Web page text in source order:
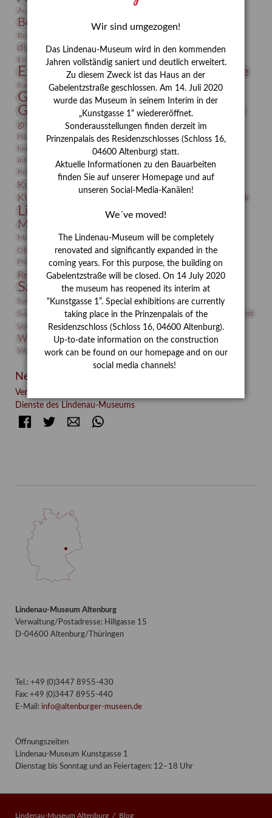
Ausstellung „Vier Winde“
Bernhard August von Lindenau
Burg Posterstein
digitallabor Entartete Kunst
Enteignung
Erdmann Julius Dietrich
Erlebnisportal estrusker Exlibris
Expressionismus Festrede Florenz Fotografie
frauen Frauen in der Antike und heute
Gerhard-Altenbourg-Preis
Gerhard Altenbourg
Gerhard Kurt Müller
grafische sammlung griechische Mythologie
Hanns-Conon von der Gabelentz Heinrich Kirchhoff Heldinnen
herman de vries Humboldt
Insekten
Integriertes Schädlingsmanagement
Jahresempfang
Kolosseum
Kunst
Kunstmuseum Kunstvermittlung Kunst von Kühl
KUNSTWAND Künstler Lehmbruck
Lindenau-Museum Marstall
Museumsgeschichte
Museumspädagogik Mäzen Napoleon Natur
Neue Remise
Objekt im Fokus
Paul Klee Peter Schnürpel Phelloplastik
Pohlhof
Provenienz
Provenienzforschung
Restaurierung Restitution Rudi Lesser Ruth Wolf-Rehfeld
Sammlung Samstagszeichner Skulptur
Sonderausstellung
Sphinx
studio Studio Bildende Kunst
studioDIGITAL
Suermondt-Ludwig-Museum
Vermittlung Video
Videokunst
Volontariat
Walter Rheiner Weihnachten Werefkin
Werkbetrachtung Winter Wissenschaft
Wolf and Dog
Wolf und Hund
Zirkuswoche
Neueste Beiträge
Verschenkt, verkauft, vergessen? – Kunstdetektivinnen im
Dienste des Lindenau-Museums
FacebookTwitter E-mail
Lindenau-Museum Altenburg
Verwaltung/Postadresse: Hillgasse 15
D-04600 Altenburg/Thüringen
Tel.: +49 (0)3447 8955-430
Fax: +49 (0)3447 8955-440
E-Mail: info@altenburger-museen.de
Öffnungszeiten
Lindenau-Museum Kunstgasse 1
Dienstag bis Sonntag und an Feiertagen: 12–18 Uhr
Lindenau-Museum Altenburg Blog
Wir sind umgezogen!
Das Lindenau-Museum wird in den kommenden
Jahren vollständig saniert und deutlich erweitert.
Zu diesem Zweck ist das Haus an der
Gabelentzstraße geschlossen. Am 14. Juli 2020
wurde das Museum in seinem Interim in der
„Kunstgasse 1“ wiedereröffnet.
Sonderausstellungen finden derzeit im
Prinzenpalais des Residenzschlosses (Schloss 16,
04600 Altenburg) statt.
Aktuelle Informationen zu den Bauarbeiten
finden Sie auf unserer Homepage und auf
unseren Social-Media-Kanälen!
We´ve moved!
The Lindenau-Museum will be completely
renovated and significantly expanded in the
coming years. For this purpose, the building on
Gabelentzstraße will be closed. On 14 July 2020
the museum has reopened its interim at
“Kunstgasse 1”. Special exhibitions are currently
taking place in the Prinzenpalais of the
Residenzschloss (Schloss 16, 04600 Altenburg).
Up-to-date information on the construction
work can be found on our homepage and on our
social media channels!